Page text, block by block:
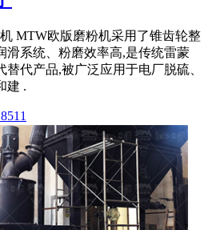
MTW欧版磨粉机采用了锥齿轮整
滑系统、粉磨效率高,是传统雷蒙
替代产品,被广泛应用于电厂脱硫、
建 .